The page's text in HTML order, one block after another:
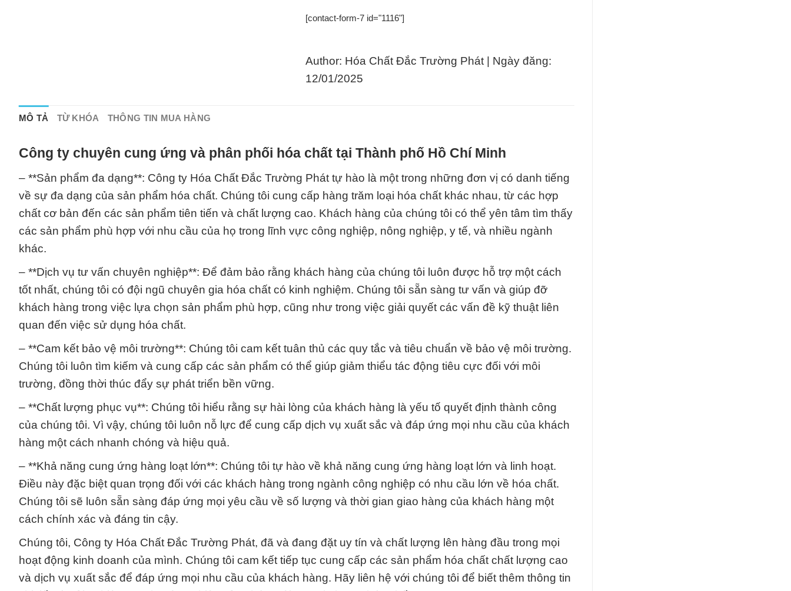
[contact-form-7 id="1116"]
Author: Hóa Chất Đắc Trường Phát | Ngày đăng:
12/01/2025
MÔ TẢ TỪ KHÓA THÔNG TIN MUA HÀNG
Công ty chuyên cung ứng và phân phối hóa chất tại Thành phố Hồ Chí Minh
– **Sản phẩm đa dạng**: Công ty Hóa Chất Đắc Trường Phát tự hào là một trong những đơn vị có danh tiếng
về sự đa dạng của sản phẩm hóa chất. Chúng tôi cung cấp hàng trăm loại hóa chất khác nhau, từ các hợp
chất cơ bản đến các sản phẩm tiên tiến và chất lượng cao. Khách hàng của chúng tôi có thể yên tâm tìm thấy
các sản phẩm phù hợp với nhu cầu của họ trong lĩnh vực công nghiệp, nông nghiệp, y tế, và nhiều ngành
khác.
– **Dịch vụ tư vấn chuyên nghiệp**: Để đảm bảo rằng khách hàng của chúng tôi luôn được hỗ trợ một cách
tốt nhất, chúng tôi có đội ngũ chuyên gia hóa chất có kinh nghiệm. Chúng tôi sẵn sàng tư vấn và giúp đỡ
khách hàng trong việc lựa chọn sản phẩm phù hợp, cũng như trong việc giải quyết các vấn đề kỹ thuật liên
quan đến việc sử dụng hóa chất.
– **Cam kết bảo vệ môi trường**: Chúng tôi cam kết tuân thủ các quy tắc và tiêu chuẩn về bảo vệ môi trường.
Chúng tôi luôn tìm kiếm và cung cấp các sản phẩm có thể giúp giảm thiểu tác động tiêu cực đối với môi
trường, đồng thời thúc đẩy sự phát triển bền vững.
– **Chất lượng phục vụ**: Chúng tôi hiểu rằng sự hài lòng của khách hàng là yếu tố quyết định thành công
của chúng tôi. Vì vậy, chúng tôi luôn nỗ lực để cung cấp dịch vụ xuất sắc và đáp ứng mọi nhu cầu của khách
hàng một cách nhanh chóng và hiệu quả.
– **Khả năng cung ứng hàng loạt lớn**: Chúng tôi tự hào về khả năng cung ứng hàng loạt lớn và linh hoạt.
Điều này đặc biệt quan trọng đối với các khách hàng trong ngành công nghiệp có nhu cầu lớn về hóa chất.
Chúng tôi sẽ luôn sẵn sàng đáp ứng mọi yêu cầu về số lượng và thời gian giao hàng của khách hàng một
cách chính xác và đáng tin cậy.
Chúng tôi, Công ty Hóa Chất Đắc Trường Phát, đã và đang đặt uy tín và chất lượng lên hàng đầu trong mọi
hoạt động kinh doanh của mình. Chúng tôi cam kết tiếp tục cung cấp các sản phẩm hóa chất chất lượng cao
và dịch vụ xuất sắc để đáp ứng mọi nhu cầu của khách hàng. Hãy liên hệ với chúng tôi để biết thêm thông tin